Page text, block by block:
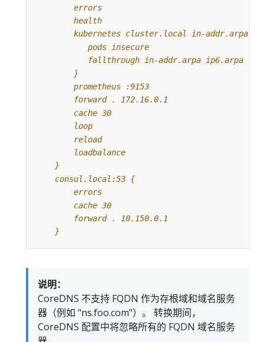
    }
说明：
CoreDNS 不支持 FQDN 作为存根域和域名服务
器（例如 "ns.foo.com"）。 转换期间，
CoreDNS 配置中将忽略所有的 FQDN 域名服务